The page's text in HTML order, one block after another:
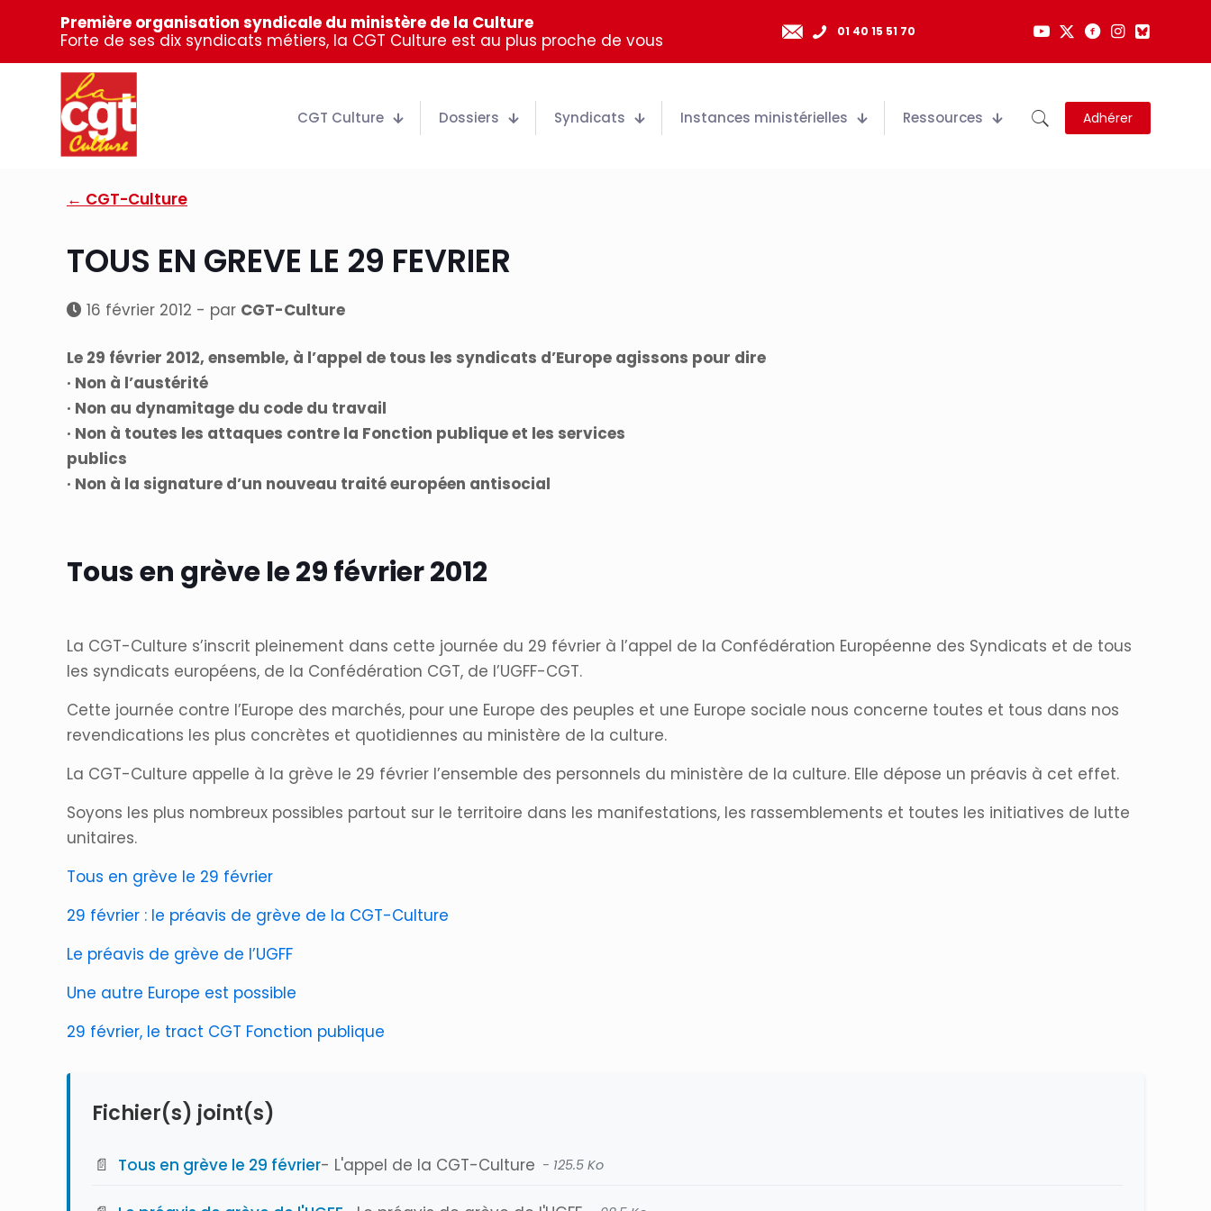
Première organisation syndicale du ministère de la Culture
Forte de ses dix syndicats métiers, la CGT Culture est au plus proche de vous
01 40 15 51 70
CGT Culture Dossiers Syndicats Instances ministérielles Ressources Adhérer
← CGT-Culture
TOUS EN GREVE LE 29 FEVRIER
16 février 2012 - par CGT-Culture
Le 29 février 2012, ensemble, à l’appel de tous les syndicats d’Europe agissons pour dire
· Non à l’austérité
· Non au dynamitage du code du travail
· Non à toutes les attaques contre la Fonction publique et les services
publics
· Non à la signature d’un nouveau traité européen antisocial
Tous en grève le 29 février 2012
La CGT-Culture s’inscrit pleinement dans cette journée du 29 février à l’appel de la Confédération Européenne des Syndicats et de tous
les syndicats européens, de la Confédération CGT, de l’UGFF-CGT.
Cette journée contre l’Europe des marchés, pour une Europe des peuples et une Europe sociale nous concerne toutes et tous dans nos
revendications les plus concrètes et quotidiennes au ministère de la culture.
La CGT-Culture appelle à la grève le 29 février l’ensemble des personnels du ministère de la culture. Elle dépose un préavis à cet effet.
Soyons les plus nombreux possibles partout sur le territoire dans les manifestations, les rassemblements et toutes les initiatives de lutte
unitaires.
Tous en grève le 29 février
29 février : le préavis de grève de la CGT-Culture
Le préavis de grève de l’UGFF
Une autre Europe est possible
29 février, le tract CGT Fonction publique
Fichier(s) joint(s)
📄 Tous en grève le 29 février- L'appel de la CGT-Culture - 125.5 Ko